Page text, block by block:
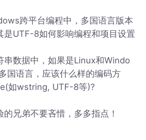
跨平台编程中，多国语言版本
是UTF-8如何影响编程和项目设置
串数据中，如果是Linux和Windo
国语言，应该什么样的编码方
如wstring, UTF-8等)?
兄弟不要吝惜，多多指点！